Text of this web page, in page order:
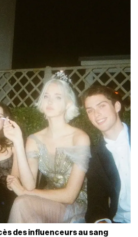
des influenceurs au sang